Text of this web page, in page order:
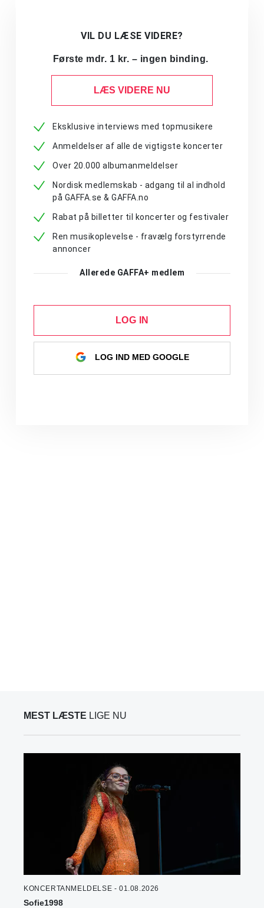
VIL DU LÆSE VIDERE?
Første mdr. 1 kr. – ingen binding.
LÆS VIDERE NU
Eksklusive interviews med topmusikere
Anmeldelser af alle de vigtigste koncerter
Over 20.000 albumanmeldelser
Nordisk medlemskab - adgang til al indhold
på GAFFA.se & GAFFA.no
Rabat på billetter til koncerter og festivaler
Ren musikoplevelse - fravælg forstyrrende
annoncer
Allerede GAFFA+ medlem
LOG IN
LOG IND MED GOOGLE
MEST LÆSTE LIGE NU
KONCERTANMELDELSE - 01.08.2026
Sofie1998